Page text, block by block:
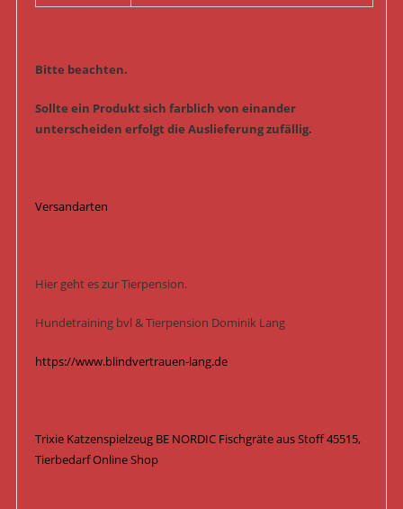
Bitte beachten.
Sollte ein Produkt sich farblich von einander
unterscheiden erfolgt die Auslieferung zufällig.
Versandarten
Hier geht es zur Tierpension.
Hundetraining bvl & Tierpension Dominik Lang
https://www.blindvertrauen-lang.de
Trixie Katzenspielzeug BE NORDIC Fischgräte aus Stoff 45515,
Tierbedarf Online Shop